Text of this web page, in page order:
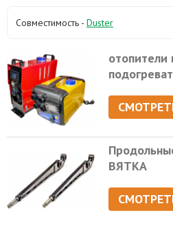
Совместимость - Duster
отопители
ВЯТКА